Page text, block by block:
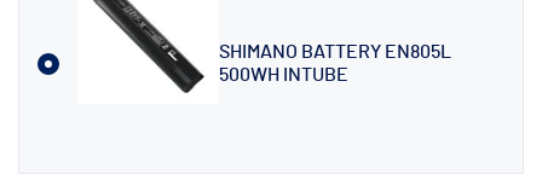
SHIMANO BATTERY EN805L
500WH INTUBE